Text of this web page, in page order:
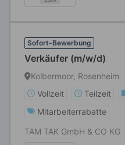
Sofort-Bewerbung
Verkäufer (m/w/d)
Kolbermoor, Rosenheim
Vollzeit
Teilzeit
Mitarbeiterrabatte
TAM TAK GmbH & CO KG